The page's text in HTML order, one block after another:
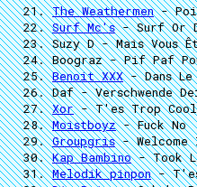
The Weathermen-
Surf Mc's- Surf Or
Suzy D- Mais Vous
Boograz- Pif Paf
Benoit XXX- Dans Le
Daf- Verschwende
Xor- T'es Trop Cool
Moistboyz- Fuck No
Groupgris- Welcome
Kap Bambino- Took
Melodik pinpon-